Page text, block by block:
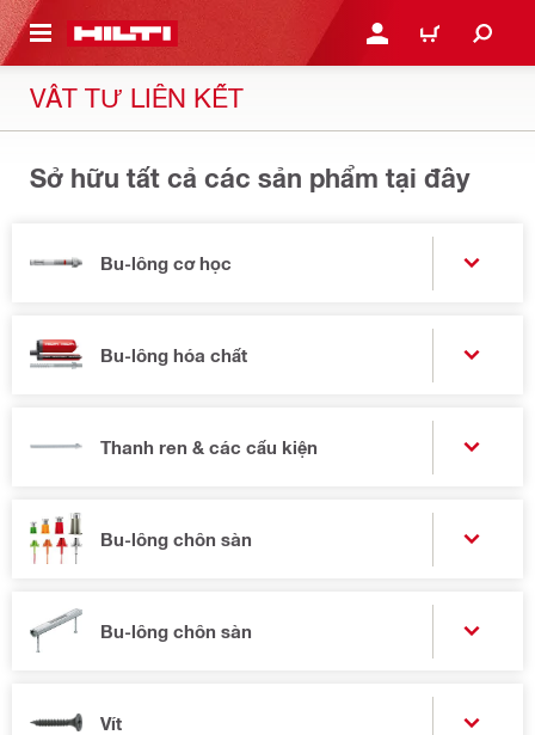
NỘI DUNG CHÍNH ĐĂNG NHẬP HOẶC
GIỎ HÀNG
VẬT TƯ LIÊN KẾT
Sở hữu tất cả các sản phẩm tại đây
Bu-lông cơ học
Bu-lông hóa chất
Thanh ren & các cấu kiện
Bu-lông chôn sàn
Bu-lông chôn sàn
Vít